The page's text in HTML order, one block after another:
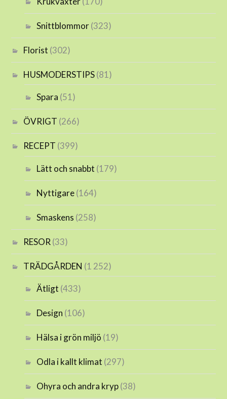
Snittblommor(323)
Florist (302)
HUSMODERSTIPS(81)
Spara (51)
ÖVRIGT (266)
RECEPT (399)
Lätt och snabbt (179)
Nyttigare(164)
Smaskens (258)
RESOR (33)
TRÄDGÅRDEN (1 252)
Ätligt (433)
Design (106)
Hälsa i grön miljö (19)
Odla i kallt klimat (297)
Ohyra och andra kryp(38)